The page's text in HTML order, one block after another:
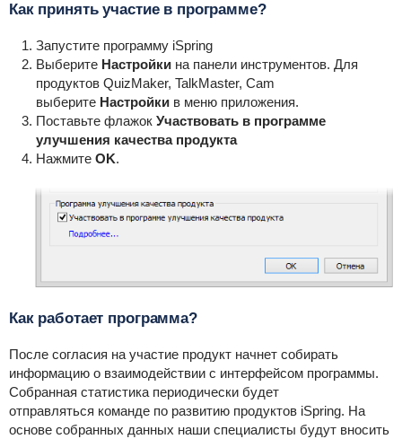
Как принять участие в программе?
Запустите программу iSpring
Выберите Настройкина панели инструментов. Для
продуктов QuizMaker, TalkMaster, Cam
выберите Настройкив меню приложения.
Поставьте флажок Участвовать в программе
улучшения качества продукта
Нажмите ОK.
Как работает программа?
После согласия на участие продукт начнет собирать
информацию о взаимодействии с интерфейсом программы.
Собранная статистика периодически будет
отправляться команде по развитию продуктов iSpring. На
основе собранных данных наши специалисты будут вносить